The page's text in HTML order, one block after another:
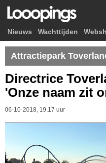
Nieuws Wachttijden
Attractiepark
Directrice
'Onze naam zit
06-10-2018, 19.17 uur